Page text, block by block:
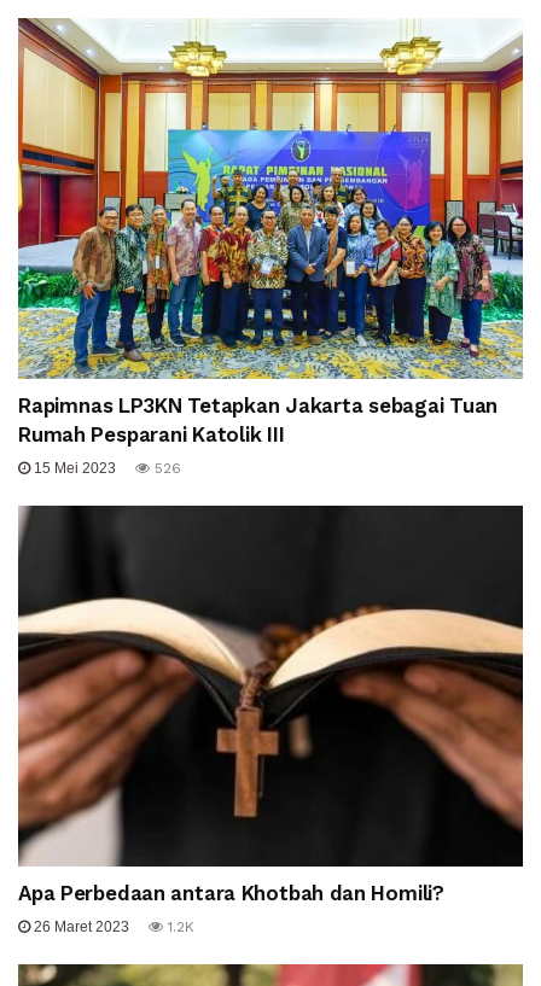
Rapimnas LP3KN Tetapkan Jakarta sebagai Tuan
Rumah Pesparani Katolik III
15 Mei 2023 526
Apa Perbedaan antara Khotbah dan Homili?
26 Maret 2023 1.2K